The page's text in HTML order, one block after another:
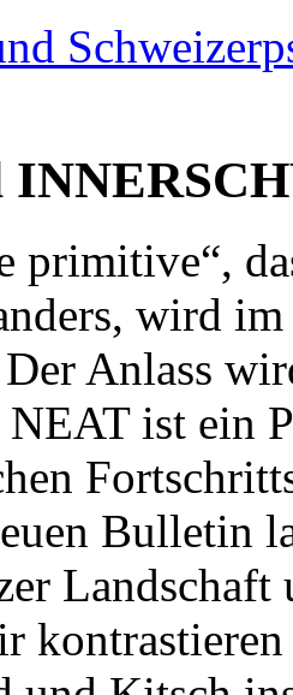
primitive“,
wird
Anlass
ist ein
Bulletin